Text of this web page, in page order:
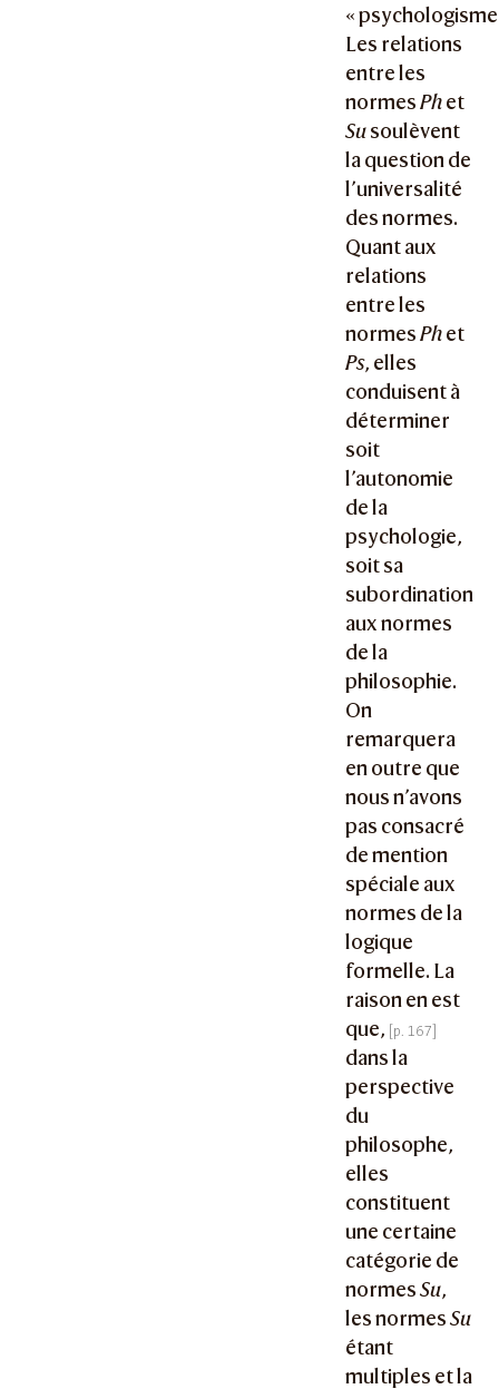
« psychologisme
Les relations
entre les
normesPhet
Susoulèvent
la question de
l’universalité
des normes.
Quant aux
relations
entre les
normesPhet
Ps, elles
conduisent à
déterminer
soit
l’autonomie
de la
psychologie,
soit sa
subordination
aux normes
de la
philosophie.
On
remarquera
en outre que
nous n’avons
pas consacré
de mention
spéciale aux
normes de la
logique
formelle. La
raison en est
que,
dans la
perspective
du
philosophe,
elles
constituent
une certaine
catégorie de
normesSu,
les normesSu
étant
multiples et la